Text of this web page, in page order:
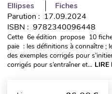
Ellipses
Fiches
Parution : 17.09.2024
ISBN : 9782340096448
Cette 6e édition propose 10
paie : les définitions à connaître ;
des exemples corrigés pour
corrigés pour s’entraîner et... LIRE